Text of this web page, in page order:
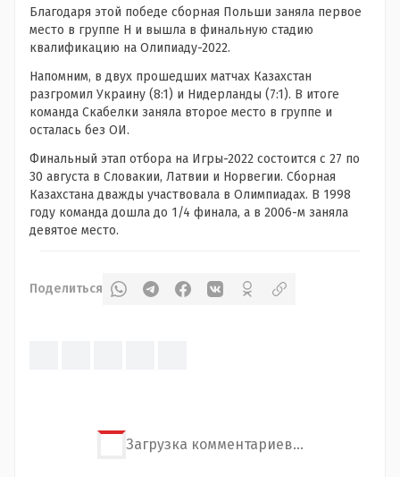
Благодаря этой победе сборная Польши заняла первое
место в группе H и вышла в финальную стадию
квалификацию на Олипиаду-2022.
Напомним, в двух прошедших матчах Казахстан
разгромил Украину (8:1) и Нидерланды (7:1). В итоге
команда Скабелки заняла второе место в группе и
осталась без ОИ.
Финальный этап отбора на Игры-2022 состоится с 27 по
30 августа в Словакии, Латвии и Норвегии. Сборная
Казахстана дважды участвовала в Олимпиадах. В 1998
году команда дошла до 1/4 финала, а в 2006-м заняла
девятое место.
Поделиться
Загрузка комментариев...